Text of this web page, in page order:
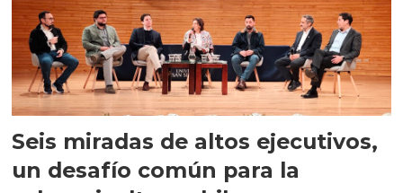
Seis miradas de altos ejecutivos,
un desafío común para la